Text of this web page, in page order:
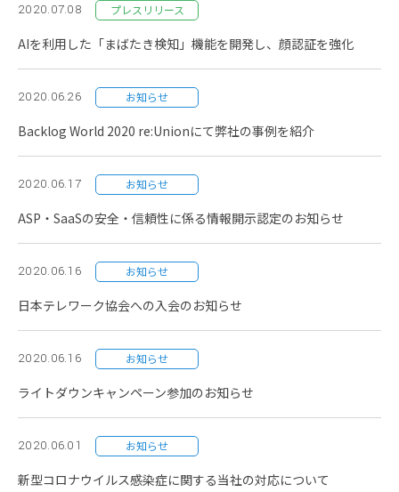
2020.07.08 プレスリリース
AIを利用した「まばたき検知」機能を開発し、顔認証を強化
2020.06.26 お知らせ
Backlog World 2020 re:Unionにて弊社の事例を紹介
2020.06.17 お知らせ
ASP・SaaSの安全・信頼性に係る情報開示認定のお知らせ
2020.06.16 お知らせ
日本テレワーク協会への入会のお知らせ
2020.06.16 お知らせ
ライトダウンキャンペーン参加のお知らせ
2020.06.01 お知らせ
新型コロナウイルス感染症に関する当社の対応について